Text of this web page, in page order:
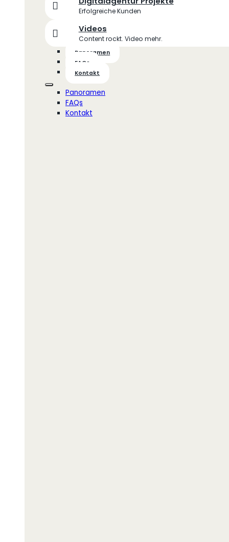
Erfolgreiche Kunden
Videos
Content rockt. Video mehr.
Panoramen
FAQs
Kontakt
Panoramen
FAQs
Kontakt